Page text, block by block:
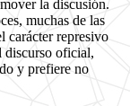
la discusión.
muchas de las
carácter represivo
discurso oficial,
y prefiere no